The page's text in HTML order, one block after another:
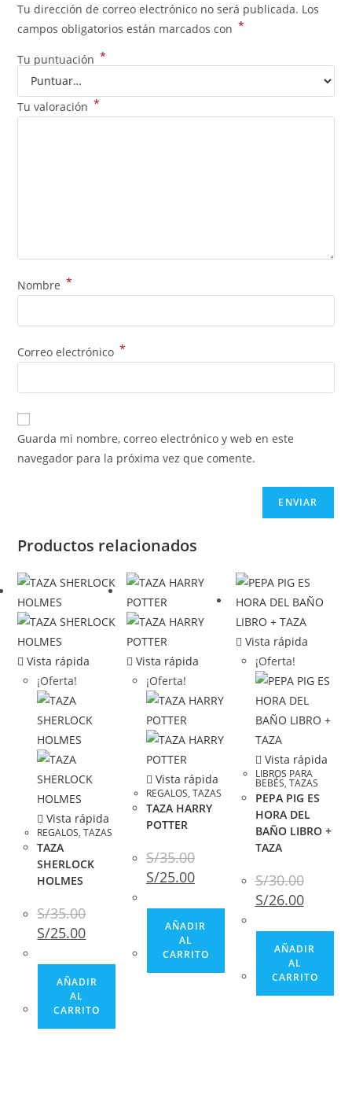
Tu dirección de correo electrónico no será publicada. Los
campos obligatorios están marcados con *
Tu puntuación *
Tu valoración *
Nombre *
Correo electrónico *
Guarda mi nombre, correo electrónico y web en este
navegador para la próxima vez que comente.
Productos relacionados
Vista rápida
¡Oferta!
Vista rápida
REGALOS,TAZAS
TAZA
SHERLOCK
HOLMES
S/35.00
S/25.00
AÑADIR
AL
CARRITO
Vista rápida
¡Oferta!
Vista rápida
REGALOS, TAZAS
TAZA HARRY
POTTER
S/35.00
S/25.00
AÑADIR
AL
CARRITO
Vista rápida
¡Oferta!
Vista rápida
LIBROS PARA
BEBÉS, TAZAS
PEPA PIG ES
HORA DEL
BAÑO LIBRO +
TAZA
S/30.00
S/26.00
AÑADIR
AL
CARRITO